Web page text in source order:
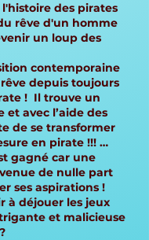
des pirates
rêve d'un homme
un loup des
contemporaine
depuis toujours
! Il trouve un
et avec l’aide des
de se transformer
en pirate !!! …
gagné car une
de nulle part
ses aspirations !
à déjouer les jeux
et malicieuse